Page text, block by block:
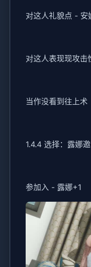
对这人礼貌点 - 安
对这人表现现攻
当作没看到往上术
1.4.4 选择：露娜
参加入 - 露娜+1